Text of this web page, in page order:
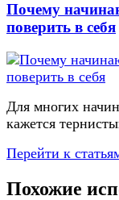
Почему
поверить в себя
Для многих
кажется
Перейти к
Похожие